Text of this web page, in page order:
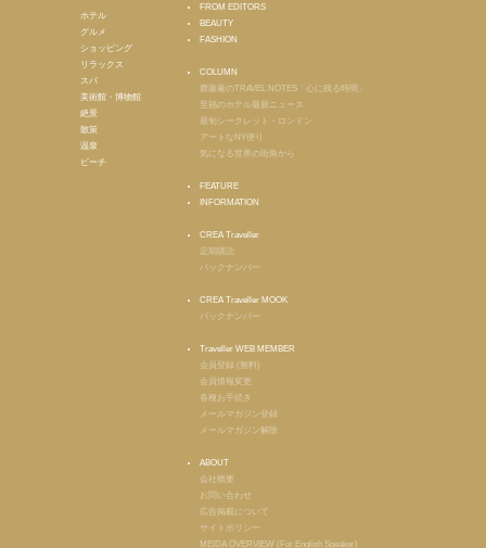
ホテル
グルメ
ショッピング
リラックス
スパ
美術館・博物館
絶景
散策
温泉
ビーチ
FROM EDITORS
BEAUTY
FASHION
COLUMN
齋藤薫のTRAVEL NOTES「心に残る時間」
至福のホテル最新ニュース
最旬シークレット・ロンドン
アートなNY便り
気になる世界の街角から
FEATURE
INFORMATION
CREA Traveller
定期購読
バックナンバー
CREA Traveller MOOK
バックナンバー
Traveller WEB MEMBER
会員登録 (無料)
会員情報変更
各種お手続き
メールマガジン登録
メールマガジン解除
ABOUT
会社概要
お問い合わせ
広告掲載について
サイトポリシー
MEIDA OVERVIEW (For English Speaker)